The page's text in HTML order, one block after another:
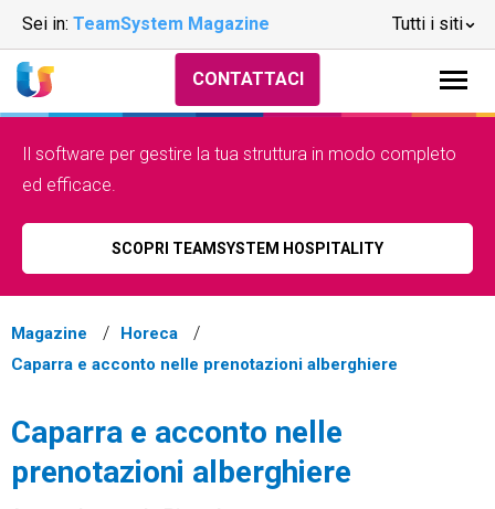
Sei in: TeamSystem Magazine Tutti i siti
CONTATTACI
Il software per gestire la tua struttura in modo completo
ed efficace.
SCOPRI TEAMSYSTEM HOSPITALITY
Magazine
Horeca
Caparra e acconto nelle prenotazioni alberghiere
Caparra e acconto nelle
prenotazioni alberghiere